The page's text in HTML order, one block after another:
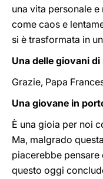
una vita personale
come caos e
si è trasformata in
Una delle giovani
Grazie, Papa
Una giovane in
È una gioia per noi
Ma, malgrado
piacerebbe pensare
questo oggi